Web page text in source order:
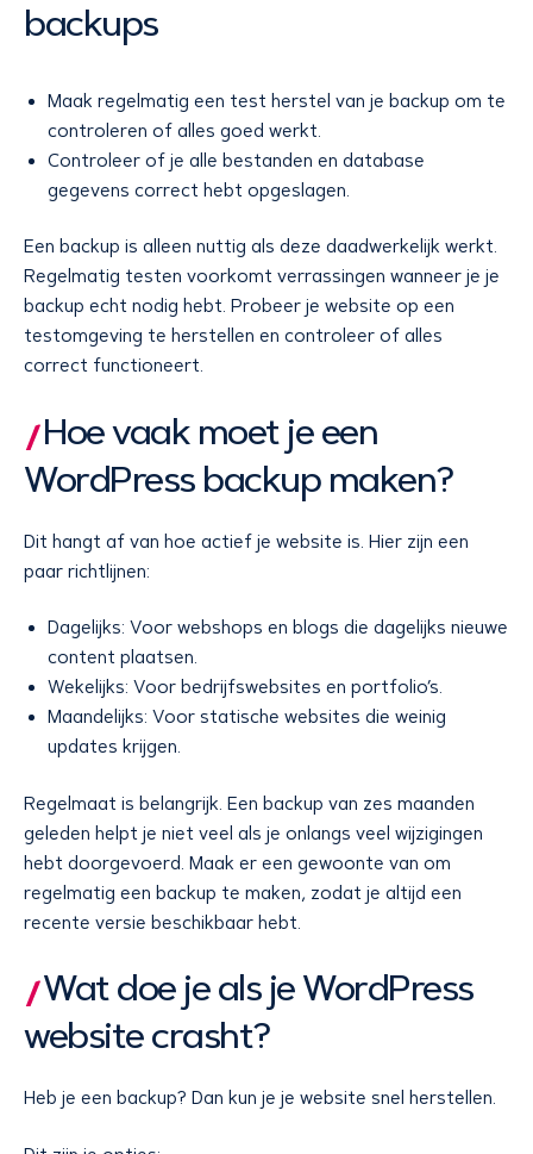
backups
Maak regelmatig een test herstel van je backup om te
controleren of alles goed werkt.
Controleer of je alle bestanden en database
gegevens correct hebt opgeslagen.
Een backup is alleen nuttig als deze daadwerkelijk werkt.
Regelmatig testen voorkomt verrassingen wanneer je je
backup echt nodig hebt. Probeer je website op een
testomgeving te herstellen en controleer of alles
correct functioneert.
Hoe vaak moet je een
WordPress backup maken?
Dit hangt af van hoe actief je website is. Hier zijn een
paar richtlijnen:
Dagelijks: Voor webshops en blogs die dagelijks nieuwe
content plaatsen.
Wekelijks: Voor bedrijfswebsites en portfolio’s.
Maandelijks: Voor statische websites die weinig
updates krijgen.
Regelmaat is belangrijk. Een backup van zes maanden
geleden helpt je niet veel als je onlangs veel wijzigingen
hebt doorgevoerd. Maak er een gewoonte van om
regelmatig een backup te maken, zodat je altijd een
recente versie beschikbaar hebt.
Wat doe je als je WordPress
website crasht?
Heb je een backup? Dan kun je je website snel herstellen.